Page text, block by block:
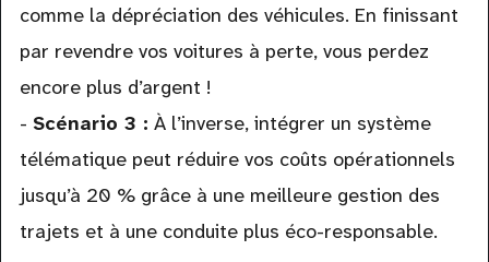
comme la dépréciation des véhicules. En finissant
par revendre vos voitures à perte, vous perdez
encore plus d’argent !
- Scénario 3 : À l’inverse, intégrer un système
télématique peut réduire vos coûts opérationnels
jusqu’à 20 % grâce à une meilleure gestion des
trajets et à une conduite plus éco-responsable.